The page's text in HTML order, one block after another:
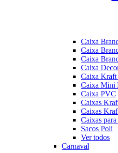
Caixa
Caixa
Caixa
Caixa
Caixa
Caixa Mini
Caixa PVC
Caixas
Caixas
Caixas
Sacos Poli
Ver todos
Carnaval